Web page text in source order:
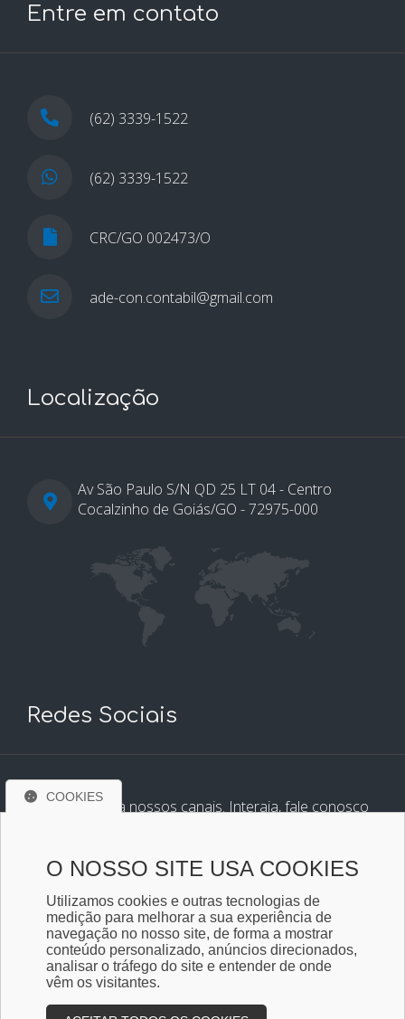
Entre em contato
(62) 3339-1522
(62) 3339-1522
CRC/GO 002473/O
ade-con.contabil@gmail.com
Localização
Av São Paulo S/N QD 25 LT 04 - Centro
Cocalzinho de Goiás/GO - 72975-000
Redes Sociais
Conheça e siga nossos canais. Interaja, fale conosco
COOKIES
O NOSSO SITE USA COOKIES
Utilizamos cookies e outras tecnologias de
medição para melhorar a sua experiência de
navegação no nosso site, de forma a mostrar
conteúdo personalizado, anúncios direcionados,
analisar o tráfego do site e entender de onde
vêm os visitantes.